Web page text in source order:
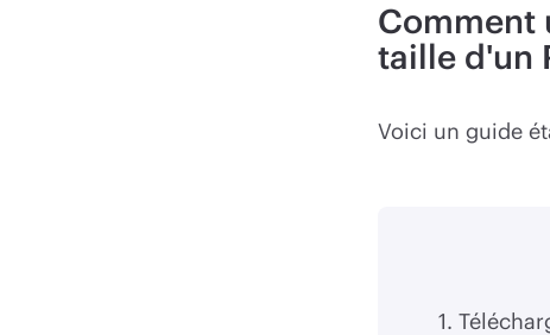
Comment
taille d'un
Voici un guide